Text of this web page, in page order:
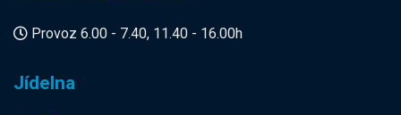
Provoz 6.00 - 7.40, 11.40 - 16.00h
Jídelna